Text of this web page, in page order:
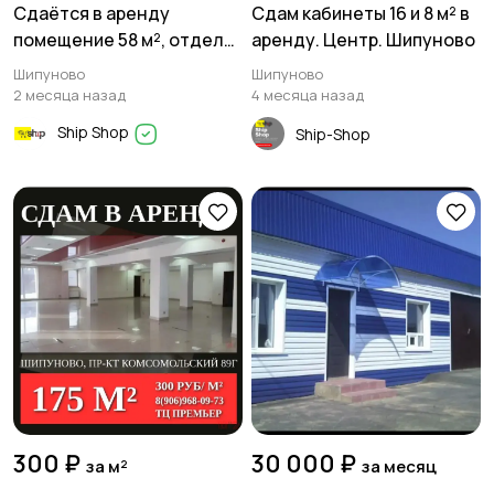
Сдаётся в аренду
помещение 58 м², отдел
номер 2 магазина «Луч»
по улице Мамонтова 80
Шипуново
2 месяца назад
Ship Shop
Сдам кабинеты 16 и 8 м² в
аренду. Центр. Шипуново
Шипуново
4 месяца назад
Ship-Shop
300 ₽ за м² 30 000 ₽ за месяц